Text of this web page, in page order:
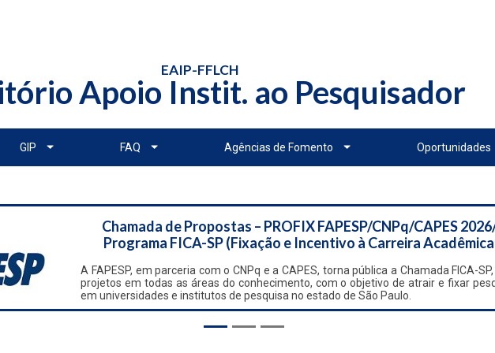
EAIP-FFLCH
Apoio Instit. ao Pesquisador
GIP FAQ Agências de Fomento Oportunidades
Chamada de Propostas – PROFIX FAPESP/CNPq/CAPES
Programa FICA-SP (Fixação e Incentivo à Carreira
A FAPESP, em parceria com o CNPq e a CAPES, torna pública a Chamada FICA-
projetos em todas as áreas do conhecimento, com o objetivo de atrair e fixar
em universidades e institutos de pesquisa no estado de São Paulo.